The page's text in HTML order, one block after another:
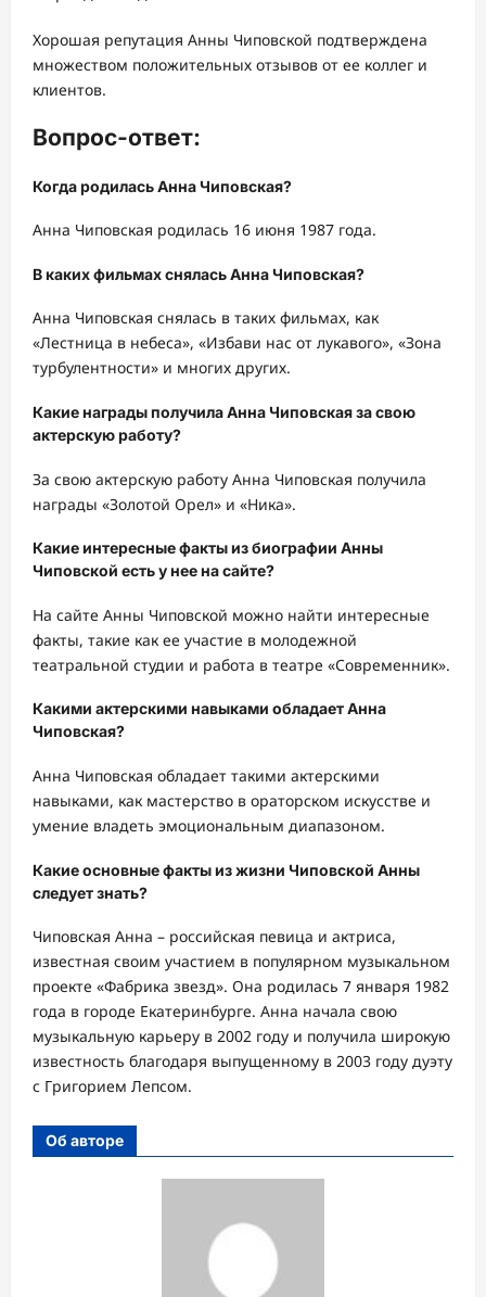
Хорошая репутация Анны Чиповской подтверждена
множеством положительных отзывов от ее коллег и
клиентов.
Вопрос-ответ:
Когда родилась Анна Чиповская?
Анна Чиповская родилась 16 июня 1987 года.
В каких фильмах снялась Анна Чиповская?
Анна Чиповская снялась в таких фильмах, как
«Лестница в небеса», «Избави нас от лукавого», «Зона
турбулентности» и многих других.
Какие награды получила Анна Чиповская за свою
актерскую работу?
За свою актерскую работу Анна Чиповская получила
награды «Золотой Орел» и «Ника».
Какие интересные факты из биографии Анны
Чиповской есть у нее на сайте?
На сайте Анны Чиповской можно найти интересные
факты, такие как ее участие в молодежной
театральной студии и работа в театре «Современник».
Какими актерскими навыками обладает Анна
Чиповская?
Анна Чиповская обладает такими актерскими
навыками, как мастерство в ораторском искусстве и
умение владеть эмоциональным диапазоном.
Какие основные факты из жизни Чиповской Анны
следует знать?
Чиповская Анна – российская певица и актриса,
известная своим участием в популярном музыкальном
проекте «Фабрика звезд». Она родилась 7 января 1982
года в городе Екатеринбурге. Анна начала свою
музыкальную карьеру в 2002 году и получила широкую
известность благодаря выпущенному в 2003 году дуэту
с Григорием Лепсом.
Об авторе